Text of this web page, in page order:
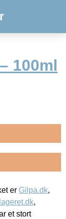
100ml
er Gilpa.dk,
,
et stort